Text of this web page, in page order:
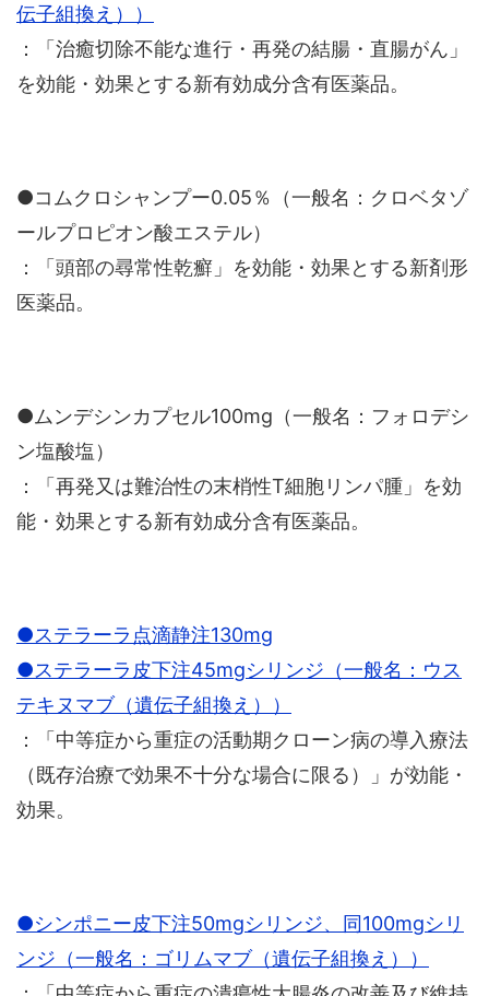
伝子組換え））
：「治癒切除不能な進行・再発の結腸・直腸がん」
を効能・効果とする新有効成分含有医薬品。
●コムクロシャンプー0.05％（一般名：クロベタゾ
ールプロピオン酸エステル）
：「頭部の尋常性乾癬」を効能・効果とする新剤形
医薬品。
●ムンデシンカプセル100mg（一般名：フォロデシ
ン塩酸塩）
：「再発又は難治性の末梢性T細胞リンパ腫」を効
能・効果とする新有効成分含有医薬品。
●ステラーラ点滴静注130mg
●ステラーラ皮下注45mgシリンジ（一般名：ウス
テキヌマブ（遺伝子組換え））
：「中等症から重症の活動期クローン病の導入療法
（既存治療で効果不十分な場合に限る）」が効能・
効果。
●シンポニー皮下注50mgシリンジ、同100mgシリ
ンジ（一般名：ゴリムマブ（遺伝子組換え））